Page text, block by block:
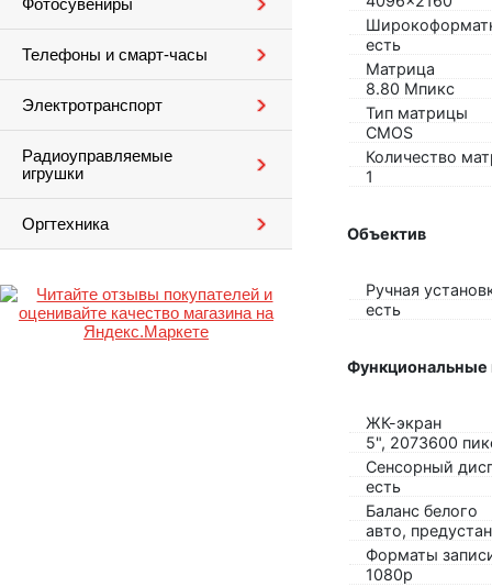
Фотосувениры
Телефоны и смарт-часы
Электротранспорт
Радиоуправляемые
игрушки
Оргтехника
есть
Матрица
8.80 Мпикс
Тип матрицы
CMOS
Количество
1
Объектив
Ручная
есть
ЖК-экран
5", 2073600
Сенсорный
есть
Баланс белого
авто,
Форматы
1080p